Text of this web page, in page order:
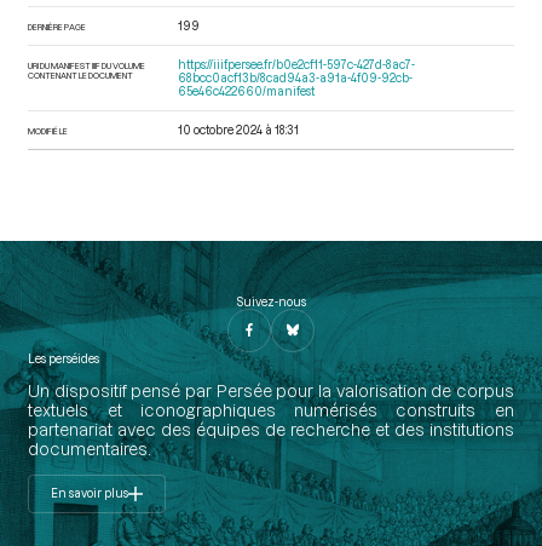
DERNIÈRE PAGE 199
URI DU MANIFEST IIIF DU VOLUME
CONTENANT LE DOCUMENT
https://iiif.persee.fr/b0e2cf11-597c-427d-8ac7-
68bcc0acf13b/8cad94a3-a91a-4f09-92cb-
65e46c422660/manifest
MODIFIÉ LE 10 octobre 2024 à 18:31
Suivez-nous
Les perséides
Un dispositif pensé par Persée pour la valorisation de corpus
textuels et iconographiques numérisés construits en
partenariat avec des équipes de recherche et des institutions
documentaires.
En savoir plus